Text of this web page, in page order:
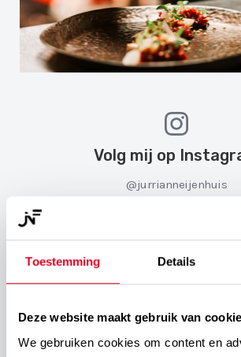
Toestemming Details
Deze website maakt gebruik van
We gebruiken cookies om content en
Volg mij op
@jurrianneijenhuis